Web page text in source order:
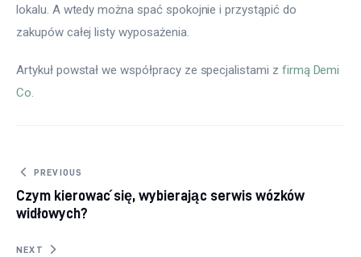
lokalu. A wtedy można spać spokojnie i przystąpić do
zakupów całej listy wyposażenia.
Artykuł powstał we współpracy ze specjalistami z firmą Demi
Co.
Nawigacja wpisu
PREVIOUS
Czym kierować się, wybierając serwis wózków
widłowych?
NEXT